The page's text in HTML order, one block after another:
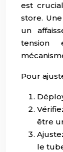
est
store.
un
tension
Pour
être
le